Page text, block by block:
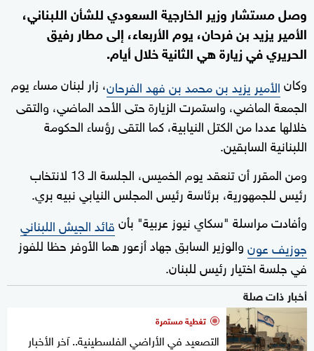
وصل مستشار وزير الخارجية السعودي للشأن اللبناني،
الأمير يزيد بن فرحان، يوم الأربعاء، إلى مطار رفيق
الحريري في زيارة هي الثانية خلال أيام.
وكانالأمير يزيد بن محمد بن فهد الفرحان، زار لبنان مساء يوم
الجمعة الماضي، واستمرت الزيارة حتى الأحد الماضي، والتقى
خلالها عددا من الكتل النيابية، كما التقى رؤساء الحكومة
اللبنانية السابقين.
ومن المقرر أن تنعقد يوم الخميس، الجلسة الـ 13 لانتخاب
رئيس للجمهورية، برئاسة رئيس المجلس النيابي نبيه بري.
وأفادت مراسلة "سكاي نيوز عربية" بأنقائد الجيش اللبناني
جوزيف عونوالوزير السابق جهاد أزعور هما الأوفر حظا للفوز
في جلسة اختيار رئيس للبنان.
أخبار ذات صلة
تغطية مستمرة
التصعيد في الأراضي الفلسطينية.. آخر الأخبار